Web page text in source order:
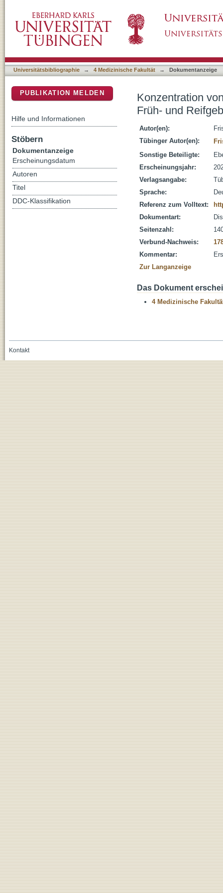
eine Beobachtungsstudie
Universitätsbibliographie → 4 Medizinische Fakultät → Dokumentanzeige
Konzentration
Früh- und
Autor(en):
Tübinger Autor(en):
Sonstige Beteiligte:
Erscheinungsjahr:
Verlagsangabe:
Sprache:
Referenz zum Volltext:
Dokumentart:
Seitenzahl:
Verbund-Nachweis:
Kommentar:
Zur Langanzeige
Das Dokument
4 Medizinische
PUBLIKATION MELDEN
Hilfe und Informationen
Stöbern
Dokumentanzeige
Erscheinungsdatum
Autoren
Titel
DDC-Klassifikation
Kontakt